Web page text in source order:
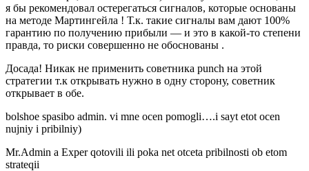
я бы рекомендовал остерегаться сигналов, которые основаны
на методе Мартингейла ! Т.к. такие сигналы вам дают 100%
гарантию по получению прибыли — и это в какой-то степени
правда, то риски совершенно не обоснованы .
Досада! Никак не применить советника punch на этой
стратегии т.к открывать нужно в одну сторону, советник
открывает в обе.
bolshoe spasibo admin. vi mne ocen pomogli….i sayt etot ocen
nujniy i pribilniy)
Mr.Admin a Exper qotovili ili poka net otceta pribilnosti ob etom
strateqii